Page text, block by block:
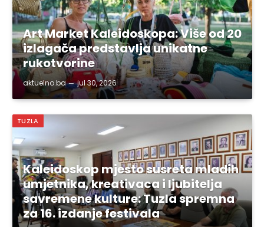
Art Market Kaleidoskopa: Više od 20
izlagača predstavlja unikatne
rukotvorine
aktuelno.ba jul 30, 2026
TUZLA
Kaleidoskop mjesto susreta mladih
umjetnika, kreativaca i ljubitelja
savremene kulture: Tuzla spremna
za 16. izdanje festivala